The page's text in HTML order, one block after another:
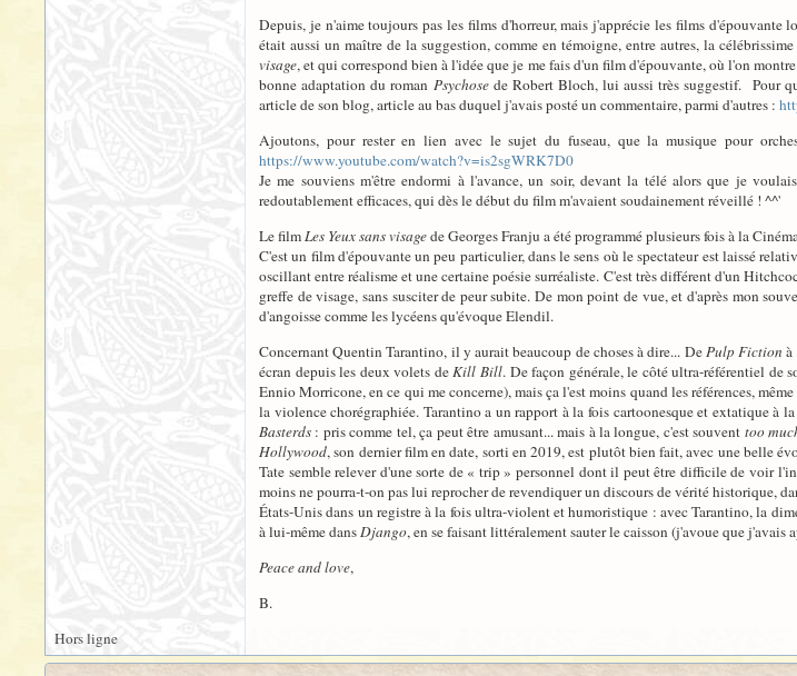
Depuis, je n'aime toujours pas les films d'horreur, mais j'apprécie les films
était aussi un maître de la suggestion, comme en témoigne, entre autres, la
visage, et qui correspond bien à l'idée que je me fais d'un film d'épouvante, où l'on
bonne adaptation du roman Psychosede Robert Bloch, lui aussi très suggestif. Pour
article de son blog, article au bas duquel j'avais posté un commentaire, parmi d'autres :
Ajoutons, pour rester en lien avec le sujet du fuseau, que la musique pour
https://www.youtube.com/watch?v=is2sgWRK7D0
Je me souviens m'être endormi à l'avance, un soir, devant la télé alors que je
redoutablement efficaces, qui dès le début du film m'avaient soudainement réveillé ! ^^'
Le filmLes Yeux sans visagede Georges Franju a été programmé plusieurs fois à la
C'est un film d'épouvante un peu particulier, dans le sens où le spectateur est laissé
oscillant entre réalisme et une certaine poésie surréaliste. C'est très différent d'un
greffe de visage, sans susciter de peur subite. De mon point de vue, et d'après mon
d'angoisse comme les lycéens qu'évoque Elendil.
Concernant Quentin Tarantino, il y aurait beaucoup de choses à dire... DePulp Fiction à
écran depuis les deux volets deKill Bill. De façon générale, le côté ultra-référentiel de
Ennio Morricone, en ce qui me concerne), mais ça l'est moins quand les références,
la violence chorégraphiée. Tarantino a un rapport à la fois cartoonesque et extatique
Basterds : pris comme tel, ça peut être amusant... mais à la longue, c'est souvent too
Hollywood, son dernier film en date, sorti en 2019, est plutôt bien fait, avec une belle
Tate semble relever d'une sorte de « trip » personnel dont il peut être difficile de voir
moins ne pourra-t-on pas lui reprocher de revendiquer un discours de vérité historique,
États-Unis dans un registre à la fois ultra-violent et humoristique : avec Tarantino, la
à lui-même dansDjango, en se faisant littéralement sauter le caisson (j'avoue que j'avais
Peace and love,
B.
Hors ligne